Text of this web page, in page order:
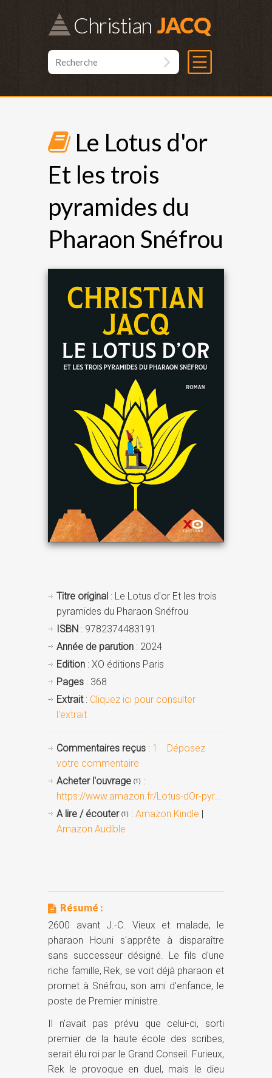
Christian
Le Lotus d'or
Et les trois
pyramides du
Pharaon Snéfrou
Titre original : Le Lotus d'or Et les trois
pyramides du Pharaon Snéfrou
ISBN : 9782374483191
Année de parution : 2024
Edition : XO éditions Paris
Pages : 368
Extrait: Cliquez ici pour consulter
l'extrait
Commentaires reçus : 1
Déposez
votre commentaire
Acheter l'ouvrage (1) :
https://www.amazon.fr/Lotus-dOr-pyr...
A lire / écouter (1) : Amazon Kindle |
Amazon Audible
Résumé :
2600 avant J.-C. Vieux et malade, le
pharaon Houni s'apprête à disparaître
sans successeur désigné. Le fils d'une
riche famille, Rek, se voit déjà pharaon et
promet à Snéfrou, son ami d'enfance, le
poste de Premier ministre.
Il n'avait pas prévu que celui-ci, sorti
premier de la haute école des scribes,
serait élu roi par le Grand Conseil. Furieux,
Rek le provoque en duel, mais le dieu